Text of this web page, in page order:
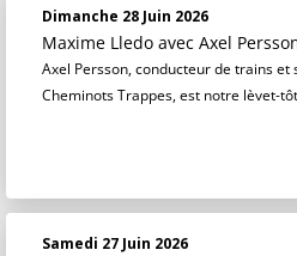
Dimanche 28 Juin 2026
Maxime Lledo avec Axel
Axel Persson, conducteur de trains
Cheminots Trappes, est notre lèvet-tôt
Samedi 27 Juin 2026